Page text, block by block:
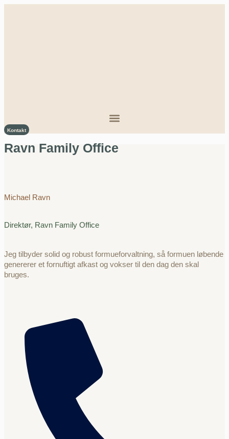
Kontakt
Ravn Family Office
Michael Ravn
Direktør, Ravn Family Office
Jeg tilbyder solid og robust formueforvaltning, så formuen løbende
genererer et fornuftigt afkast og vokser til den dag den skal
bruges.